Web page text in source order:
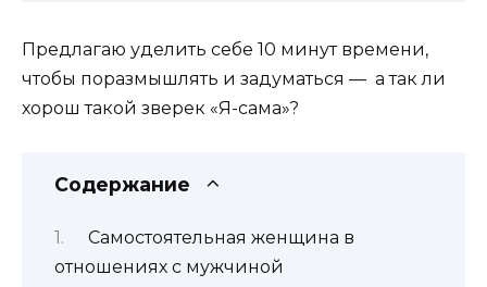
Предлагаю уделить себе 10 минут времени,
чтобы поразмышлять и задуматься — а так ли
хорош такой зверек «Я-сама»?
Содержание
Самостоятельная женщина в
отношениях с мужчиной